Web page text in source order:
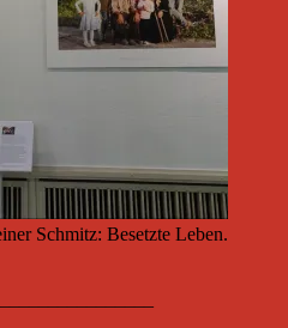
Schmitz: Besetzte Leben.